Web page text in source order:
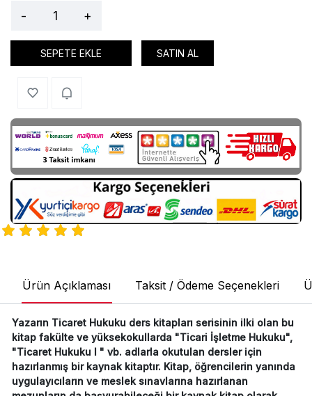
- +
SEPETE EKLE SATIN AL
Ürün Açıklaması Taksit / Ödeme Seçenekleri
Yazarın Ticaret Hukuku ders kitapları serisinin ilki olan bu
kitap fakülte ve yüksekokullarda "Ticari İşletme Hukuku",
"Ticaret Hukuku I " vb. adlarla okutulan dersler için
hazırlanmış bir kaynak kitaptır. Kitap, öğrencilerin yanında
uygulayıcıların ve meslek sınavlarına hazırlanan